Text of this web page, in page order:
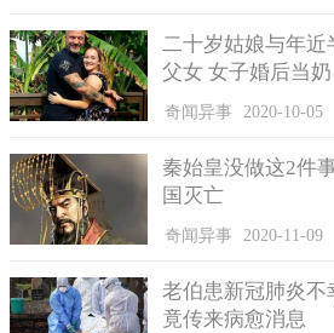
二十岁姑娘与年近
父女 女子婚后当奶
奇闻异事 2020-10-05
秦始皇没做这2件
国灭亡
奇闻异事 2020-11-09
老伯患新冠肺炎不
竟传来病愈消息